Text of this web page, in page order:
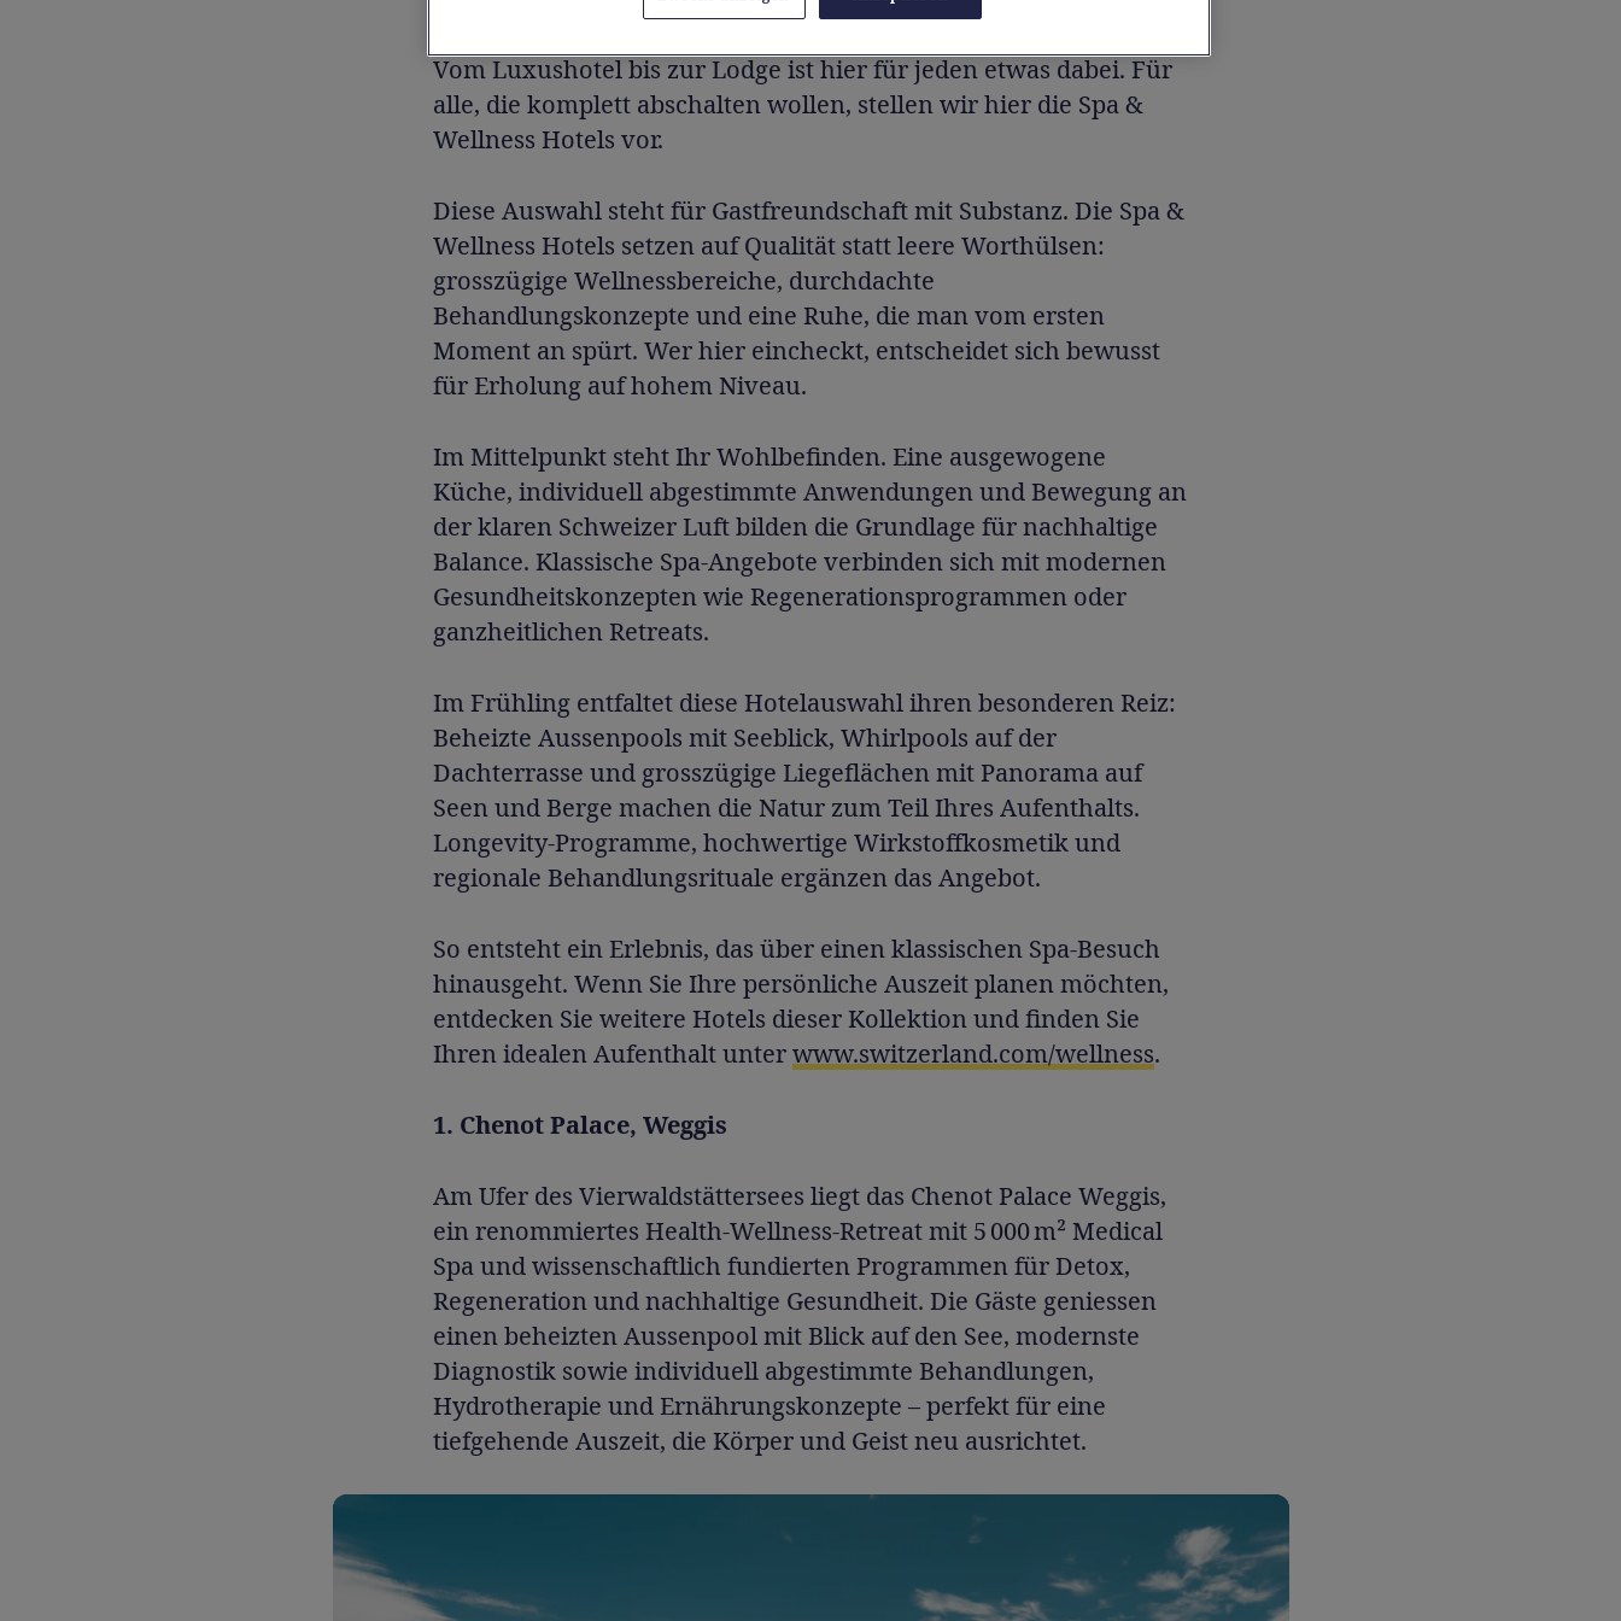
Vom Luxushotel bis zur Lodge ist hier für jeden etwas dabei. Für
alle, die komplett abschalten wollen, stellen wir hier die Spa &
Wellness Hotels vor.
Diese Auswahl steht für Gastfreundschaft mit Substanz. Die Spa &
Wellness Hotels setzen auf Qualität statt leere Worthülsen:
grosszügige Wellnessbereiche, durchdachte
Behandlungskonzepte und eine Ruhe, die man vom ersten
Moment an spürt. Wer hier eincheckt, entscheidet sich bewusst
für Erholung auf hohem Niveau.
Im Mittelpunkt steht Ihr Wohlbefinden. Eine ausgewogene
Küche, individuell abgestimmte Anwendungen und Bewegung an
der klaren Schweizer Luft bilden die Grundlage für nachhaltige
Balance. Klassische Spa-Angebote verbinden sich mit modernen
Gesundheitskonzepten wie Regenerationsprogrammen oder
ganzheitlichen Retreats.
Im Frühling entfaltet diese Hotelauswahl ihren besonderen Reiz:
Beheizte Aussenpools mit Seeblick, Whirlpools auf der
Dachterrasse und grosszügige Liegeflächen mit Panorama auf
Seen und Berge machen die Natur zum Teil Ihres Aufenthalts.
Longevity-Programme, hochwertige Wirkstoffkosmetik und
regionale Behandlungsrituale ergänzen das Angebot.
So entsteht ein Erlebnis, das über einen klassischen Spa-Besuch
hinausgeht. Wenn Sie Ihre persönliche Auszeit planen möchten,
entdecken Sie weitere Hotels dieser Kollektion und finden Sie
Ihren idealen Aufenthalt unterwww.switzerland.com/wellness.
1. Chenot Palace, Weggis
Am Ufer des Vierwaldstättersees liegt das Chenot Palace Weggis,
ein renommiertes Health-Wellness-Retreat mit 5 000 m² Medical
Spa und wissenschaftlich fundierten Programmen für Detox,
Regeneration und nachhaltige Gesundheit. Die Gäste geniessen
einen beheizten Aussenpool mit Blick auf den See, modernste
Diagnostik sowie individuell abgestimmte Behandlungen,
Hydrotherapie und Ernährungskonzepte – perfekt für eine
tiefgehende Auszeit, die Körper und Geist neu ausrichtet.